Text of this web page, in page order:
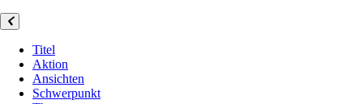
Titel
Aktion
Ansichten
Schwerpunkt